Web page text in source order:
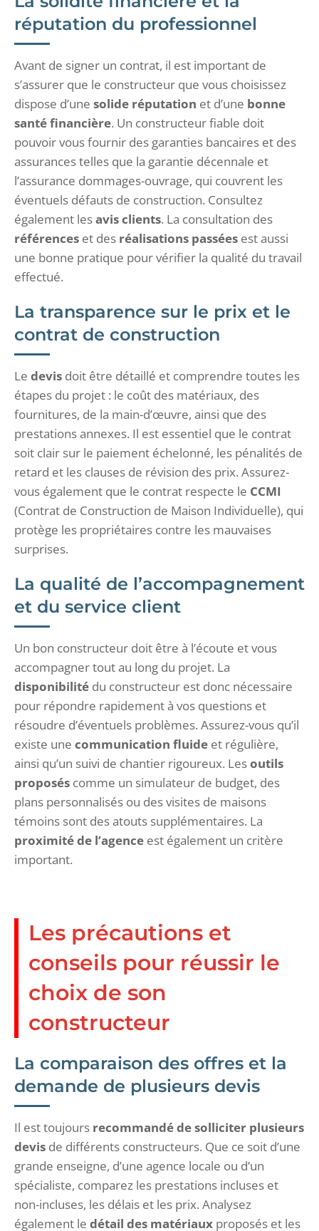
réputation du professionnel
Avant de signer un contrat, il est important de
s’assurer que le constructeur que vous choisissez
dispose d’une solide réputation et d’une bonne
santé financière. Un constructeur fiable doit
pouvoir vous fournir des garanties bancaires et des
assurances telles que la garantie décennale et
l’assurance dommages-ouvrage, qui couvrent les
éventuels défauts de construction. Consultez
également lesavis clients. La consultation des
références et des réalisations passées est aussi
une bonne pratique pour vérifier la qualité du travail
effectué.
La transparence sur le prix et le
contrat de construction
Le devis doit être détaillé et comprendre toutes les
étapes du projet : le coût des matériaux, des
fournitures, de la main-d’œuvre, ainsi que des
prestations annexes. Il est essentiel que le contrat
soit clair sur le paiement échelonné, les pénalités de
retard et les clauses de révision des prix. Assurez-
vous également que le contrat respecte le CCMI
(Contrat de Construction de Maison Individuelle), qui
protège les propriétaires contre les mauvaises
surprises.
La qualité de l’accompagnement
et du service client
Un bon constructeur doit être à l’écoute et vous
accompagner tout au long du projet. La
disponibilité du constructeur est donc nécessaire
pour répondre rapidement à vos questions et
résoudre d’éventuels problèmes. Assurez-vous qu’il
existe une communication fluide et régulière,
ainsi qu’un suivi de chantier rigoureux. Lesoutils
proposés comme un simulateur de budget, des
plans personnalisés ou des visites de maisons
témoins sont des atouts supplémentaires. La
proximité de l’agence est également un critère
important.
Les précautions et
conseils pour réussir le
choix de son
constructeur
La comparaison des offres et la
demande de plusieurs devis
Il est toujours recommandé de solliciter plusieurs
devis de différents constructeurs. Que ce soit d’une
grande enseigne, d’une agence locale ou d’un
spécialiste, comparez les prestations incluses et
non-incluses, les délais et les prix. Analysez
également le détail des matériaux proposés et les